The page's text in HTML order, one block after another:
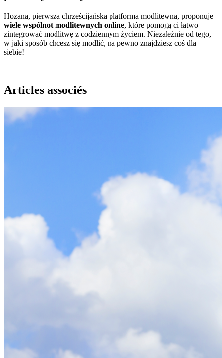
Hozana, pierwsza chrześcijańska platforma modlitewna, proponuje
wiele wspólnot modlitewnych online, które pomogą ci łatwo
zintegrować modlitwę z codziennym życiem. Niezależnie od tego,
w jaki sposób chcesz się modlić, na pewno znajdziesz coś dla
siebie!
Articles associés